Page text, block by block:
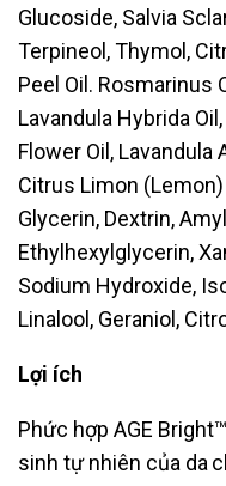
Glucoside, Salvia
Terpineol, Thymol,
Peel Oil. Rosmarinus
Lavandula Hybrida
Flower Oil, Lavandula
Citrus Limon
Glycerin, Dextrin,
Ethylhexylglycerin,
Sodium Hydroxide,
Linalool, Geraniol,
Lợi ích
Phức hợp AGE
sinh tự nhiên của da